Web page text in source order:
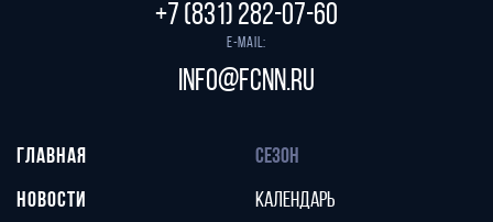
+7 (831) 282-07-60
E-mail:
info@fcnn.ru
ГЛАВНАЯ
НОВОСТИ
СЕЗОН
КАЛЕНДАРЬ